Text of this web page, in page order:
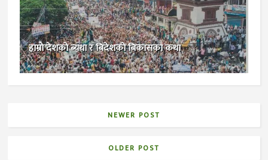
हाम्राे देशकाे ब्यथा र बिदेशकाे बिकासका कथा
NEWER POST
OLDER POST